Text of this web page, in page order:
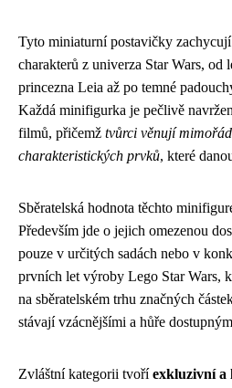
Tyto miniaturní postavičky
charakterů z univerza Star Wars,
princezna Leia až po temné
Každá minifigurka je pečlivě
filmů, přičemž tvůrci věnují
charakteristických prvků, které
Sběratelská hodnota těchto
Především jde o jejich omezenou
pouze v určitých sadách nebo v
prvních let výroby Lego Star Wars,
na sběratelském trhu značných
stávají vzácnějšími a hůře
Zvláštní kategorii tvoříexkluzivní a